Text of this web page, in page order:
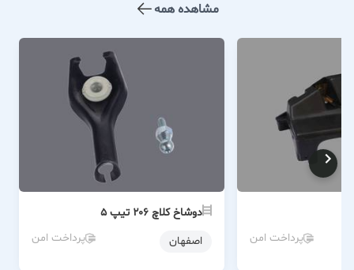
مشاهده همه
پرداخت امن
دوشاخ کلاچ ۲۰۶ تیپ ۵
اصفهان
پرداخت امن